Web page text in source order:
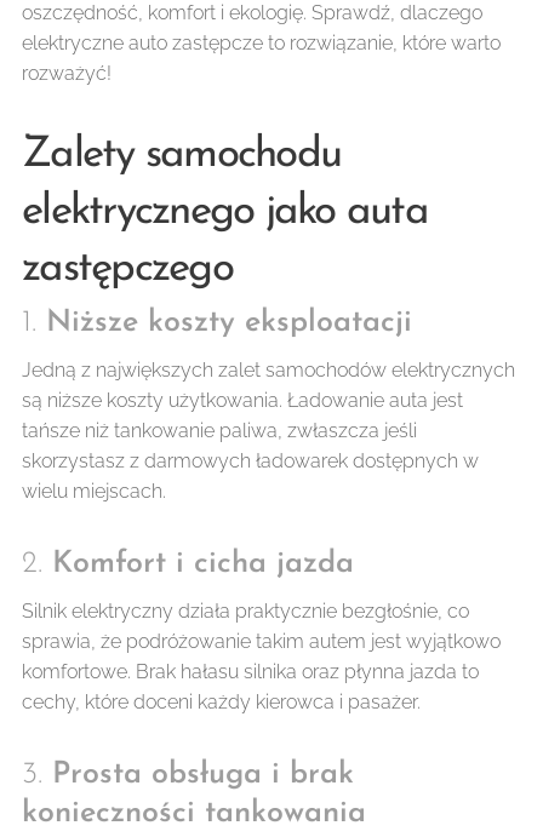
oszczędność, komfort i ekologię. Sprawdź, dlaczego
elektryczne auto zastępcze to rozwiązanie, które warto
rozważyć!
Zalety samochodu
elektrycznego jako auta
zastępczego
1. Niższe koszty eksploatacji
Jedną z największych zalet samochodów elektrycznych
są niższe koszty użytkowania. Ładowanie auta jest
tańsze niż tankowanie paliwa, zwłaszcza jeśli
skorzystasz z darmowych ładowarek dostępnych w
wielu miejscach.
2. Komfort i cicha jazda
Silnik elektryczny działa praktycznie bezgłośnie, co
sprawia, że podróżowanie takim autem jest wyjątkowo
komfortowe. Brak hałasu silnika oraz płynna jazda to
cechy, które doceni każdy kierowca i pasażer.
3. Prosta obsługa i brak
konieczności tankowania